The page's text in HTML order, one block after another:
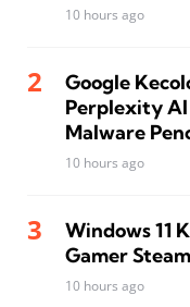
10 hours ago
Google
Perplexity AI
Malware
10 hours ago
Windows 11
Gamer
10 hours ago